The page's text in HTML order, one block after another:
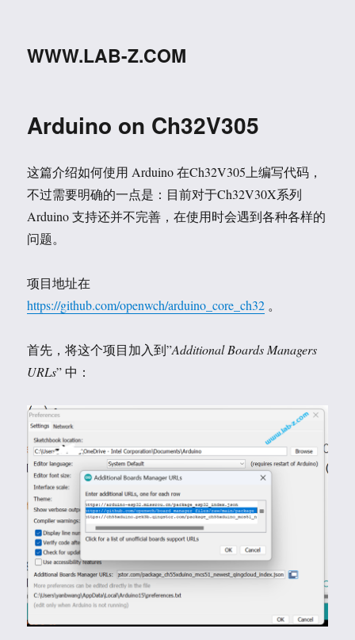
WWW.LAB-Z.COM
Arduino on Ch32V305
这篇介绍如何使用 Arduino 在Ch32V305上编写代码，
不过需要明确的一点是：目前对于Ch32V30X系列
Arduino 支持还并不完善，在使用时会遇到各种各样的
问题。
项目地址在
https://github.com/openwch/arduino_core_ch32 。
首先，将这个项目加入到”Additional Boards Managers
URLs” 中：